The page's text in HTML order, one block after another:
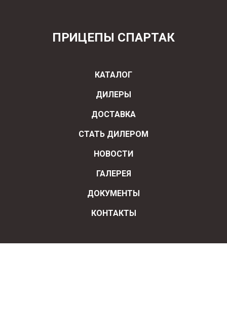
ПРИЦЕПЫ СПАРТАК
КАТАЛОГ
ДИЛЕРЫ
ДОСТАВКА
СТАТЬ ДИЛЕРОМ
НОВОСТИ
ГАЛЕРЕЯ
ДОКУМЕНТЫ
КОНТАКТЫ